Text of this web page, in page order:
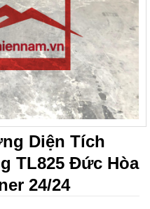
Diện Tích
TL825 Đức Hòa
24/24